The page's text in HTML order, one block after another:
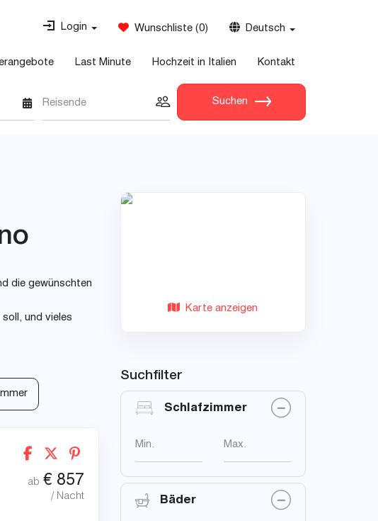
Login Wunschliste (0) Deutsch
Last Minute Hochzeit in Italien Kontakt
Reisende Suchen
die gewünschten
und vieles
ab € 857
/ Nacht
Karte anzeigen
Suchfilter
Schlafzimmer
Min. Max.
Bäder